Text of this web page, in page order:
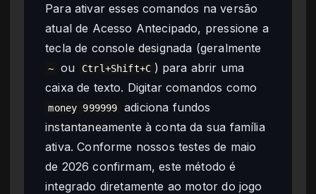
Para ativar esses comandos na versão
atual de Acesso Antecipado, pressione a
tecla de console designada (geralmente
~ ou Ctrl+Shift+C ) para abrir uma
caixa de texto. Digitar comandos como
money 999999
adiciona fundos
instantaneamente à conta da sua família
ativa. Conforme nossos testes de maio
de 2026 confirmam, este método é
integrado diretamente ao motor do jogo